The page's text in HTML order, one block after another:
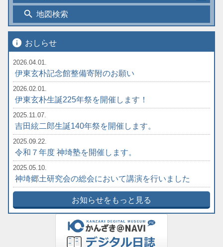
search 地図検索
info おしらせ
2026.04.01.
伊東玄朴記念館整備寄附のお願い
2026.02.01.
伊東玄朴生誕225年祭を開催します！
2025.11.07.
吉田絃二郎生誕140年祭を開催します。
2025.09.22.
令和７年度 神埼塾を開催します。
2025.05.10.
神埼郷土研究会の総会において講演を行いました
お知らせをもっと見る